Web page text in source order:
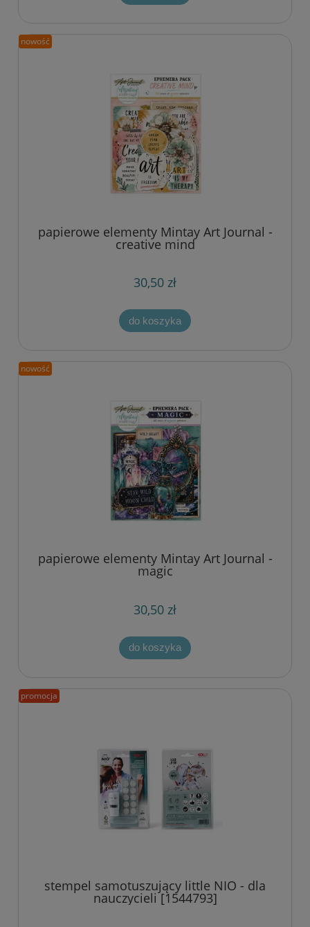
papierowe elementy Mintay Art Journal -
creative mind
30,50 zł
do koszyka
nowość
papierowe elementy Mintay Art Journal -
magic
30,50 zł
do koszyka
nowość
stempel samotuszujący little NIO - dla
nauczycieli [1544793]
promocja